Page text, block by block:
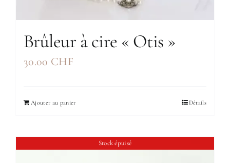
Brûleur à cire « Otis »
30.00 CHF
Ajouter au panier Détails
Stock épuisé